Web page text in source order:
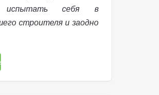
испытать себя в
строителя и заодно